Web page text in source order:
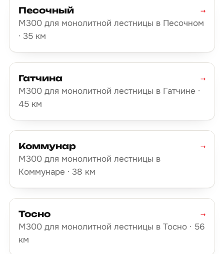
Песочный
М300 для монолитной лестницы в Песочном
· 35 км
→
Гатчина
М300 для монолитной лестницы в Гатчине ·
45 км
→
Коммунар
М300 для монолитной лестницы в
Коммунаре · 38 км
→
Тосно
М300 для монолитной лестницы в Тосно · 56
км
→